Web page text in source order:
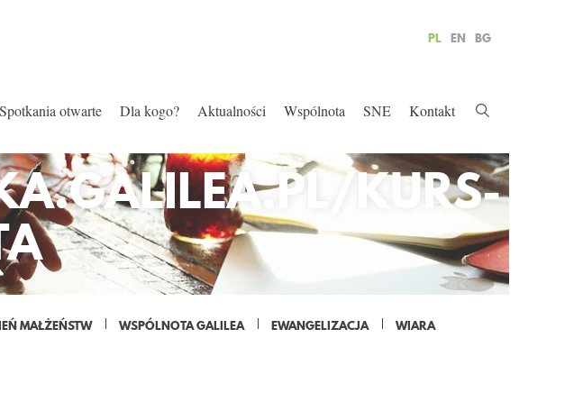
PL EN BG
Spotkania otwarte Dla kogo? Aktualności Wspólnota SNE Kontakt
KURS-
MAŁŻEŃSTW WSPÓLNOTA GALILEA EWANGELIZACJA WIARA